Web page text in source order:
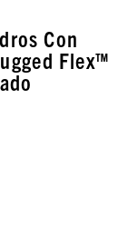
Con
Flex™